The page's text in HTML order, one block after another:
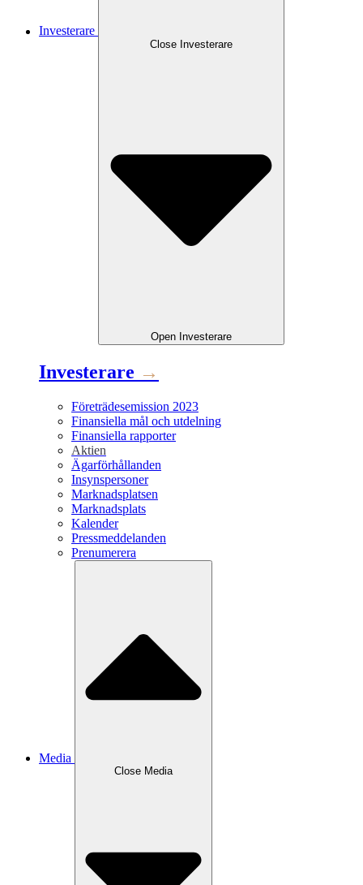
Investerare
Close Investerare
Open Investerare
Investerare →
Företrädesemission 2023
Finansiella mål och utdelning
Finansiella rapporter
Aktien
Ägarförhållanden
Insynspersoner
Marknadsplatsen
Marknadsplats
Kalender
Pressmeddelanden
Prenumerera
Media
Close Media